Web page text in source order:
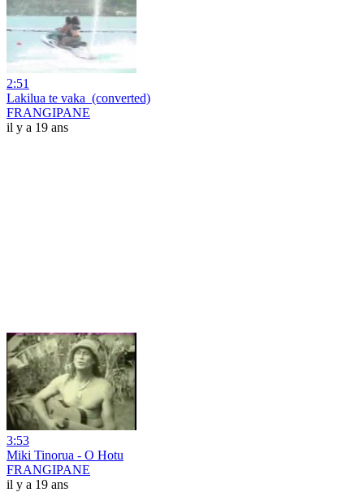
2:51
Lakilua te vaka_(converted)
FRANGIPANE
il y a 19 ans
3:53
Miki Tinorua - O Hotu
FRANGIPANE
il y a 19 ans